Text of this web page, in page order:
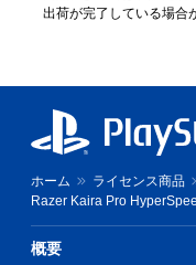
出荷が完了している場合
ホーム ライセンス商品
Razer Kaira Pro
概要